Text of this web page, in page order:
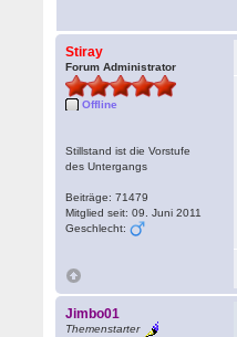
Stiray
Forum Administrator
Offline
Stillstand ist die Vorstufe
des Untergangs
Beiträge: 71479
Mitglied seit: 09. Juni 2011
Geschlecht:
Jimbo01
Themenstarter